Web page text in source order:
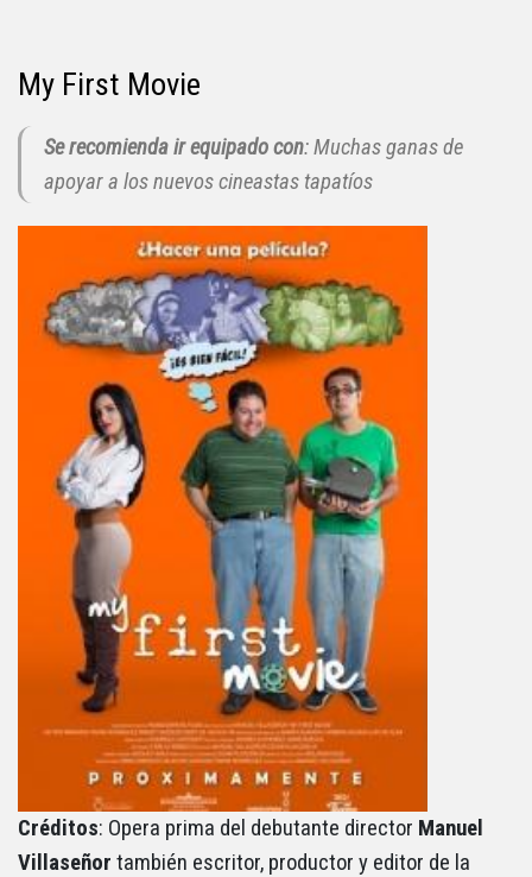
My First Movie
Se recomienda ir equipado con: Muchas ganas de
apoyar a los nuevos cineastas tapatíos
Créditos: Opera prima del debutante director Manuel
Villaseñor también escritor, productor y editor de la